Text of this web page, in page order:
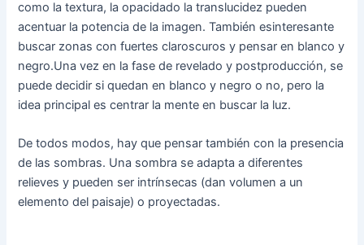
como la textura, la opacidado la translucidez pueden
acentuar la potencia de la imagen. También esinteresante
buscar zonas con fuertes claroscuros y pensar en blanco y
negro.Una vez en la fase de revelado y postproducción, se
puede decidir si quedan en blanco y negro o no, pero la
idea principal es centrar la mente en buscar la luz.
De todos modos, hay que pensar también con la presencia
de las sombras. Una sombra se adapta a diferentes
relieves y pueden ser intrínsecas (danvolumen a un
elemento del paisaje)o proyectadas.